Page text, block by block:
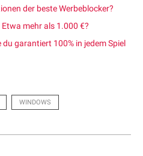
der beste Werbeblocker?
mehr als 1.000 €?
garantiert 100% in jedem Spiel
WINDOWS